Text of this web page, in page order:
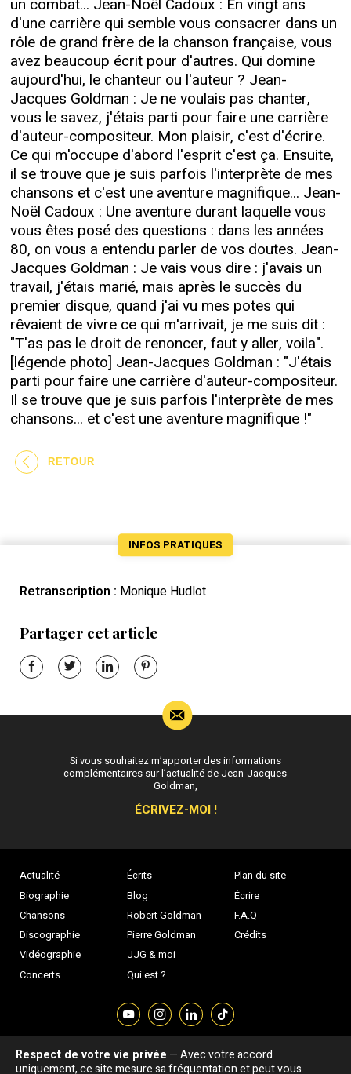
un combat... Jean-Noël Cadoux : En vingt ans
d'une carrière qui semble vous consacrer dans un
rôle de grand frère de la chanson française, vous
avez beaucoup écrit pour d'autres. Qui domine
aujourd'hui, le chanteur ou l'auteur ? Jean-
Jacques Goldman : Je ne voulais pas chanter,
vous le savez, j'étais parti pour faire une carrière
d'auteur-compositeur. Mon plaisir, c'est d'écrire.
Ce qui m'occupe d'abord l'esprit c'est ça. Ensuite,
il se trouve que je suis parfois l'interprète de mes
chansons et c'est une aventure magnifique... Jean-
Noël Cadoux : Une aventure durant laquelle vous
vous êtes posé des questions : dans les années
80, on vous a entendu parler de vos doutes. Jean-
Jacques Goldman : Je vais vous dire : j'avais un
travail, j'étais marié, mais après le succès du
premier disque, quand j'ai vu mes potes qui
rêvaient de vivre ce qui m'arrivait, je me suis dit :
"T'as pas le droit de renoncer, faut y aller, voila".
[légende photo] Jean-Jacques Goldman : "J'étais
parti pour faire une carrière d'auteur-compositeur.
Il se trouve que je suis parfois l'interprète de mes
chansons... et c'est une aventure magnifique !"
RETOUR
INFOS PRATIQUES
Retranscription : Monique Hudlot
Partager cet article
Actualité
Biographie
Chansons
Discographie
Vidéographie
Concerts
Écrits
Blog
Robert Goldman
Pierre Goldman
JJG & moi
Qui est ?
Plan du site
Écrire
F.A.Q
Crédits
Si vous souhaitez m’apporter des informations
complémentaires sur l’actualité de Jean-Jacques
Goldman,
ÉCRIVEZ-MOI !
Association "Parler d'sa vie" © Depuis 1997 - Tous droits réservés |
Respect de votre vie privée — Avec votre accord
uniquement, ce site mesure sa fréquentation et peut vous